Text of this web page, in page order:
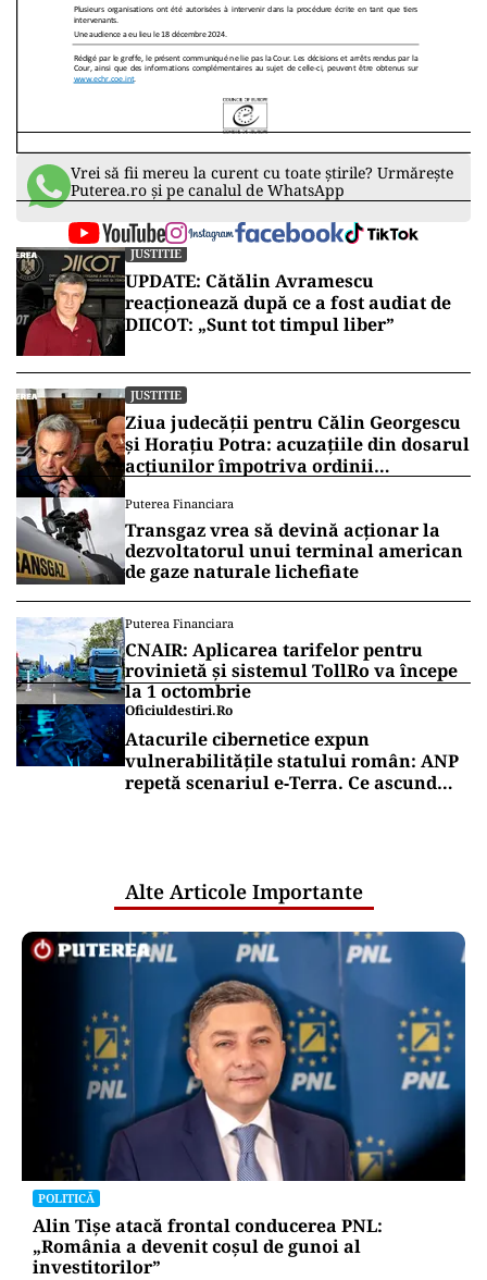
Vrei să fii mereu la curent cu toate știrile? Urmărește
Puterea.ro și pe canalul de WhatsApp
JUSTITIE
UPDATE: Cătălin Avramescu
reacționează după ce a fost audiat de
DIICOT: „Sunt tot timpul liber”
JUSTITIE
Ziua judecății pentru Călin Georgescu
și Horațiu Potra: acuzațiile din dosarul
acțiunilor împotriva ordinii
de la Înalta Curte
Puterea Financiara
Transgaz vrea să devină acționar la
dezvoltatorul unui terminal american
de gaze naturale lichefiate
Puterea Financiara
CNAIR: Aplicarea tarifelor pentru
rovinietă și sistemul TollRo va începe
la 1 octombrie
Oficiuldestiri.ro
Atacurile cibernetice expun
vulnerabilitățile statului român: ANP
repetă scenariul e‑Terra. Ce ascund
Alte Articole Importante
POLITICĂ
Alin Tișe atacă frontal conducerea PNL:
„România a devenit coșul de gunoi al
investitorilor”